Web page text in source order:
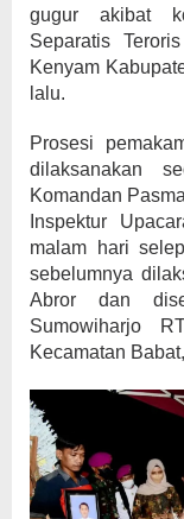
gugur akibat
Separatis
Kenyam
lalu.
Prosesi
dilaksanakan
Komandan
Inspektur
malam hari
sebelumnya
Abror dan
Sumowiharjo
Kecamatan